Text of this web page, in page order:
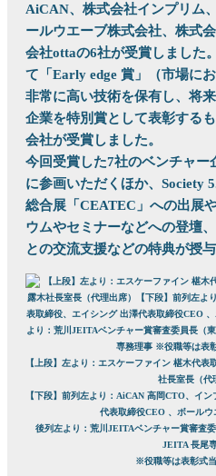
AiCAN、株式会社インプリム
ールウエーブ株式会社、株式
会社ottaの6社が受賞しました
て「Early edge 賞」（市場に
非常に高い技術を保有し、将
企業を特別賞として表彰する
会社が受賞しました。
今回受賞した7社のベンチャ
に参画いただくほか、Society
総合展「CEATEC」への出展
ウムやセミナーなどへの登壇
との交流支援などの特典が授与
【上段】左より：エスケーファイン 椹木代
社長室長（代
【下段】前列左より：AiCAN 高岡CTO、イ
代表取締役CEO 、ボール
後列左より：荒川JEITAベンチャー賞審査
JEITA 長尾
※役職等は表彰式